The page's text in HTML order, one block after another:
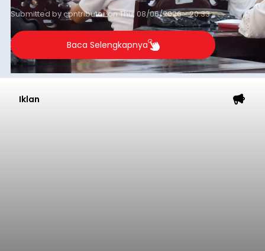
Submitted bycontributoronThu, 08/06/2026 - 20:33
Baca Selengkapnya
Iklan